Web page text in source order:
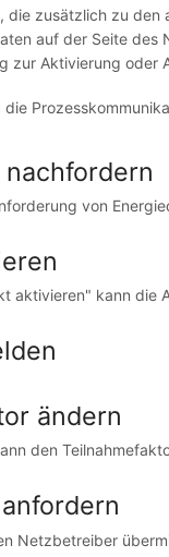
die zusätzlich zu
auf der Seite
zur Aktivierung oder
von
aktivieren" kann die
ändern
den
Netzbetreiber